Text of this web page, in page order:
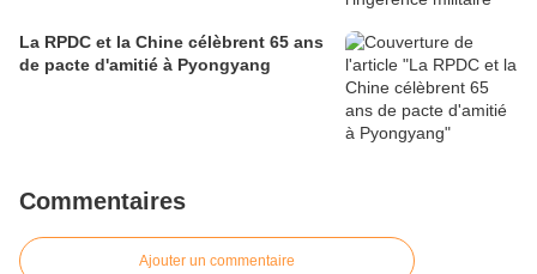
La RPDC et la Chine célèbrent 65 ans
de pacte d'amitié à Pyongyang
Commentaires
Ajouter un commentaire